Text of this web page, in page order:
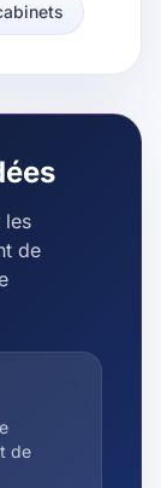
les
de
de